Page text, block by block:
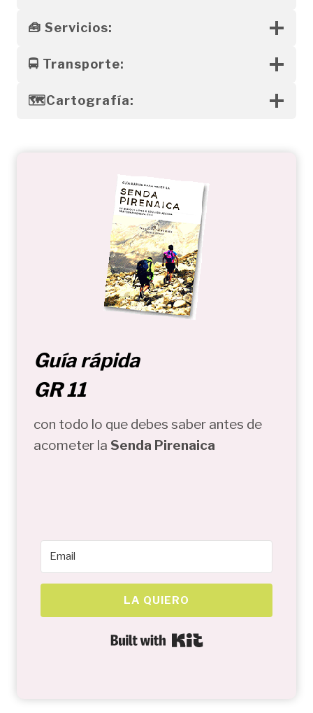
🧰 Servicios:
🚍 Transporte:
🗺️Cartografía:
Guía rápida
GR 11
con todo lo que debes saber antes de
acometer la Senda Pirenaica
LA QUIERO
Built with Kit